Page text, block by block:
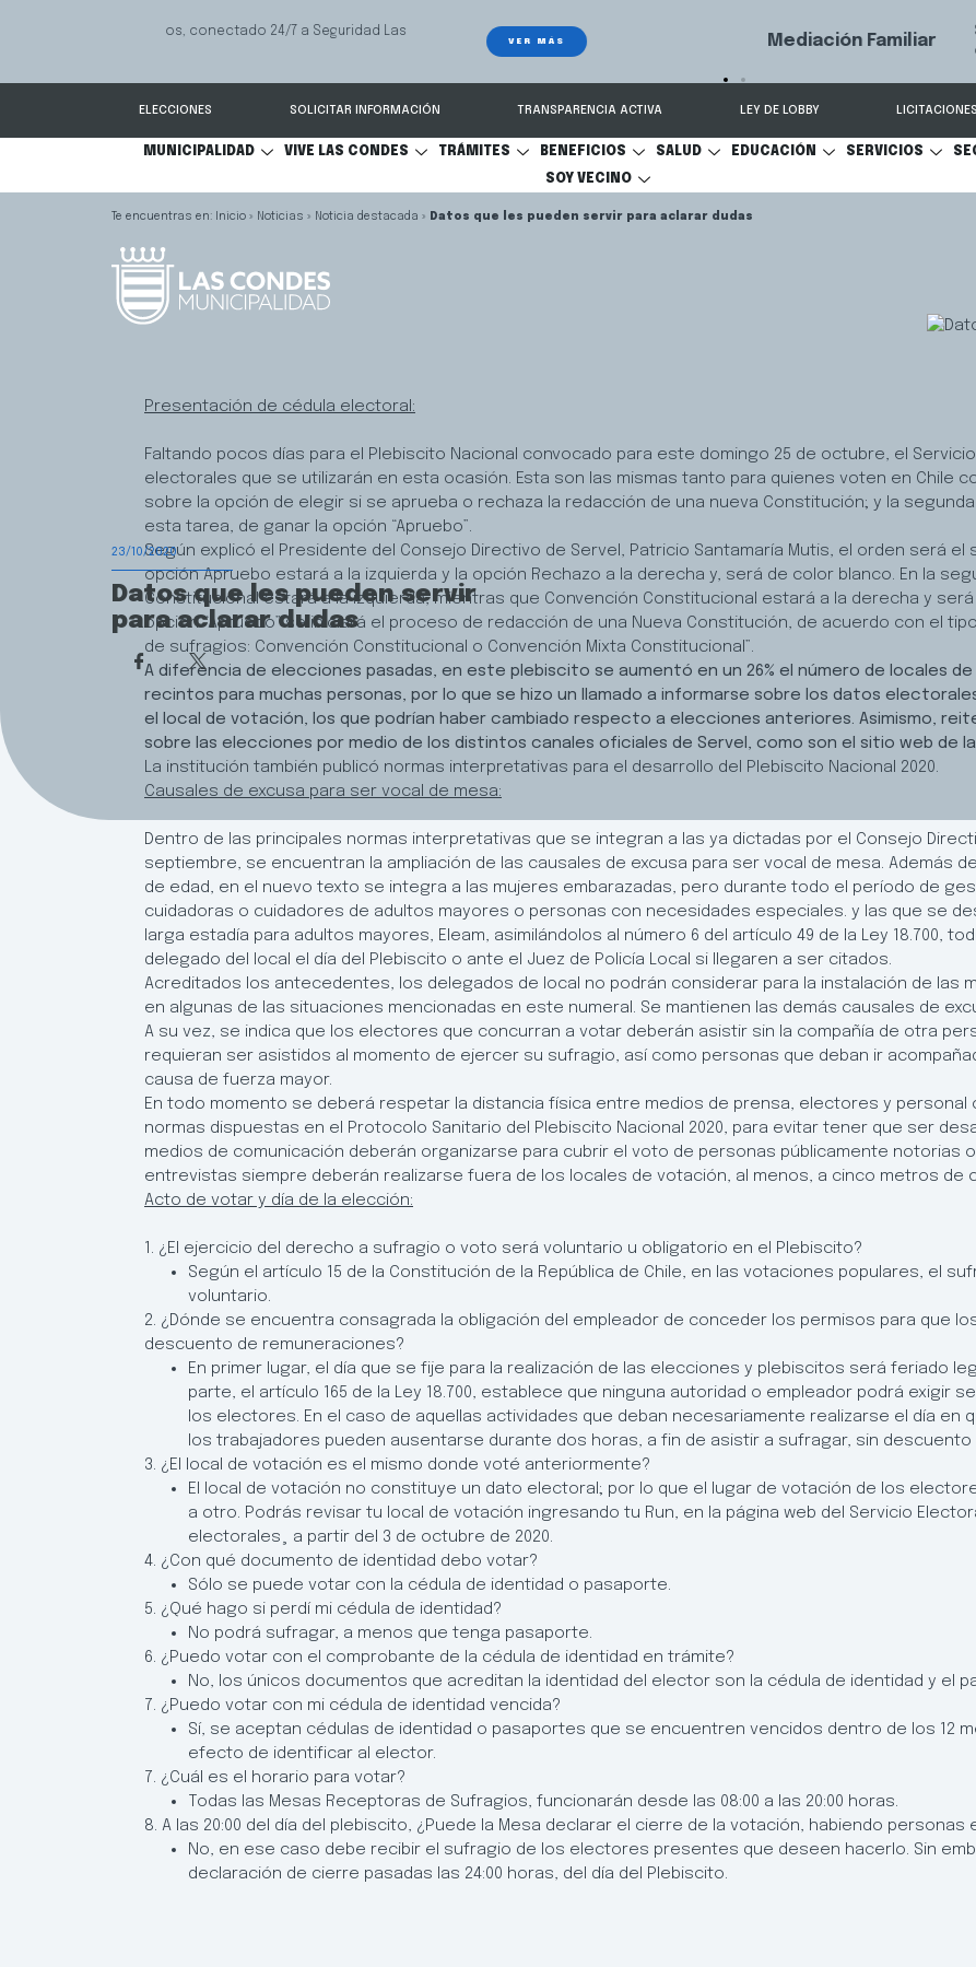
Mediación Familiar
Servicio que ayuda a las familias a resolver conflictos sobre pensión de
comunicacional y cuidado personal.
ELECCIONES SOLICITAR INFORMACIÓN TRANSPARENCIA ACTIVA LEY DE LOBBY LICITACIONES
MUNICIPALIDAD VIVE LAS CONDES TRÁMITES BENEFICIOS SALUD EDUCACIÓN SERVICIOS
SOY VECINO
Inicio » Noticias » Noticia destacada » Datos que les pueden servir para aclarar dudas
23/10/2020
Datos que les pueden servir
para aclarar dudas
Presentación de cédula electoral:
Faltando pocos días para el Plebiscito Nacional convocado para este domingo 25 de octubre, el
electorales que se utilizarán en esta ocasión. Esta son las mismas tanto para quienes voten en Chile
sobre la opción de elegir si se aprueba o rechaza la redacción de una nueva Constitución; y la
esta tarea, de ganar la opción “Apruebo”.
Según explicó el Presidente del Consejo Directivo de Servel, Patricio Santamaría Mutis, el orden será el
opción Apruebo estará a la izquierda y la opción Rechazo a la derecha y, será de color blanco. En la
Constitucional estará a la izquierda, mientras que Convención Constitucional estará a la derecha y será
opción “Apruebo” se iniciará el proceso de redacción de una Nueva Constitución, de acuerdo con el
de sufragios: Convención Constitucional o Convención Mixta Constitucional”.
A diferencia de elecciones pasadas, en este plebiscito se aumentó en un 26% el número de locales
recintos para muchas personas, por lo que se hizo un llamado a informarse sobre los datos
el local de votación, los que podrían haber cambiado respecto a elecciones anteriores. Asimismo,
sobre las elecciones por medio de los distintos canales oficiales de Servel, como son el sitio web de
La institución también publicó normas interpretativas para el desarrollo del Plebiscito Nacional 2020.
Causales de excusa para ser vocal de mesa:
Dentro de las principales normas interpretativas que se integran a las ya dictadas por el Consejo
septiembre, se encuentran la ampliación de las causales de excusa para ser vocal de mesa. Además
de edad, en el nuevo texto se integra a las mujeres embarazadas, pero durante todo el período de
cuidadoras o cuidadores de adultos mayores o personas con necesidades especiales. y las que se
larga estadía para adultos mayores, Eleam, asimilándolos al número 6 del artículo 49 de la Ley 18.700,
delegado del local el día del Plebiscito o ante el Juez de Policía Local si llegaren a ser citados.
Acreditados los antecedentes, los delegados de local no podrán considerar para la instalación de las
en algunas de las situaciones mencionadas en este numeral. Se mantienen las demás causales de
A su vez, se indica que los electores que concurran a votar deberán asistir sin la compañía de otra
requieran ser asistidos al momento de ejercer su sufragio, así como personas que deban ir
causa de fuerza mayor.
En todo momento se deberá respetar la distancia física entre medios de prensa, electores y personal
normas dispuestas en el Protocolo Sanitario del Plebiscito Nacional 2020, para evitar tener que ser
medios de comunicación deberán organizarse para cubrir el voto de personas públicamente notorias
entrevistas siempre deberán realizarse fuera de los locales de votación, al menos, a cinco metros de
Acto de votar y día de la elección:
1. ¿El ejercicio del derecho a sufragio o voto será voluntario u obligatorio en el Plebiscito?
Según el artículo 15 de la Constitución de la República de Chile, en las votaciones populares, el
voluntario.
2. ¿Dónde se encuentra consagrada la obligación del empleador de conceder los permisos para que
descuento de remuneraciones?
En primer lugar, el día que se fije para la realización de las elecciones y plebiscitos será feriado
parte, el artículo 165 de la Ley 18.700, establece que ninguna autoridad o empleador podrá exigir
los electores. En el caso de aquellas actividades que deban necesariamente realizarse el día en
los trabajadores pueden ausentarse durante dos horas, a fin de asistir a sufragar, sin
3. ¿El local de votación es el mismo donde voté anteriormente?
El local de votación no constituye un dato electoral; por lo que el lugar de votación de los
a otro. Podrás revisar tu local de votación ingresando tu Run, en la página web del Servicio
electorales¸ a partir del 3 de octubre de 2020.
4. ¿Con qué documento de identidad debo votar?
Sólo se puede votar con la cédula de identidad o pasaporte.
5. ¿Qué hago si perdí mi cédula de identidad?
No podrá sufragar, a menos que tenga pasaporte.
6. ¿Puedo votar con el comprobante de la cédula de identidad en trámite?
No, los únicos documentos que acreditan la identidad del elector son la cédula de identidad y el
7. ¿Puedo votar con mi cédula de identidad vencida?
Sí, se aceptan cédulas de identidad o pasaportes que se encuentren vencidos dentro de los 12
efecto de identificar al elector.
7. ¿Cuál es el horario para votar?
Todas las Mesas Receptoras de Sufragios, funcionarán desde las 08:00 a las 20:00 horas.
8. A las 20:00 del día del plebiscito, ¿Puede la Mesa declarar el cierre de la votación, habiendo personas
No, en ese caso debe recibir el sufragio de los electores presentes que deseen hacerlo. Sin
declaración de cierre pasadas las 24:00 horas, del día del Plebiscito.